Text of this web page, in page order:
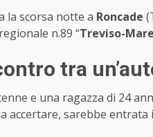
la scorsa notte a Roncade
n.89 “Treviso-Mare
tra
e una ragazza di 24
accertare, sarebbe